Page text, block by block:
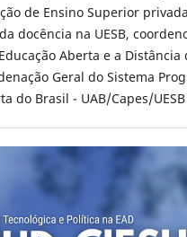
de Ensino Superior
docência na UESB,
Aberta e a Distância
Geral do Sistema
do Brasil - UAB/Capes/UESB